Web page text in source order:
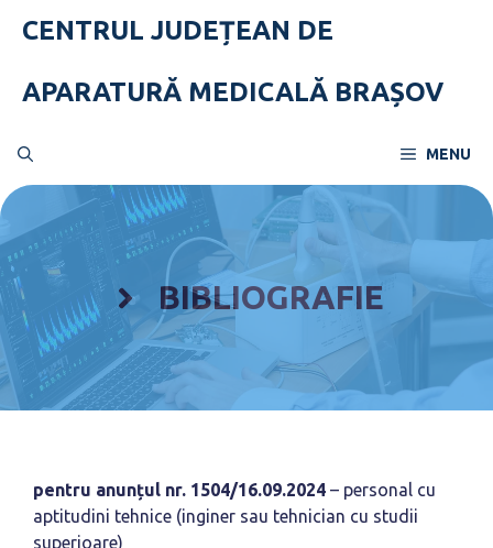
CENTRUL JUDEȚEAN DE
APARATURĂ MEDICALĂ BRAȘOV
MENU
BIBLIOGRAFIE
pentru anunțul nr. 1504/16.09.2024 – personal cu
aptitudini tehnice (inginer sau tehnician cu studii
superioare)